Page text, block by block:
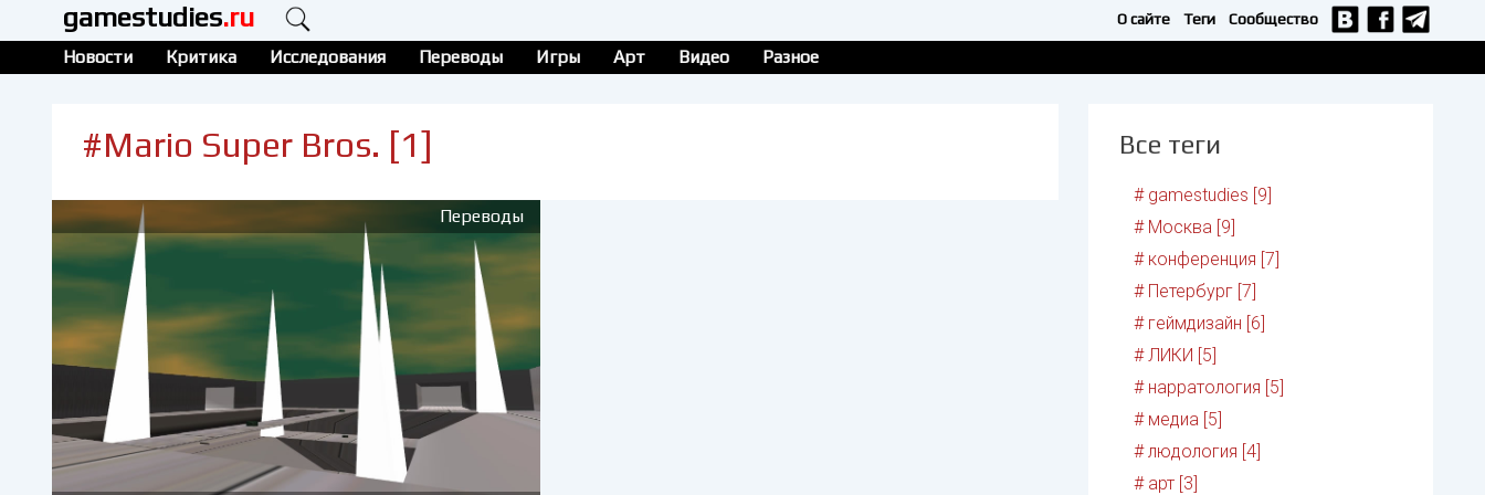
gamestudies.ru О сайте Теги Сообщество
Новости Критика Исследования Переводы Игры Арт Видео Разное
#Mario Super Bros. [1]
Переводы
Все теги
# gamestudies [9]
# Москва [9]
# конференция [7]
# Петербург [7]
# геймдизайн [6]
# ЛИКИ [5]
# нарратология [5]
# медиа [5]
# людология [4]
# арт [3]